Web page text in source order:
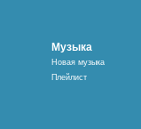
Музыка
Новая музыка
Плейлист